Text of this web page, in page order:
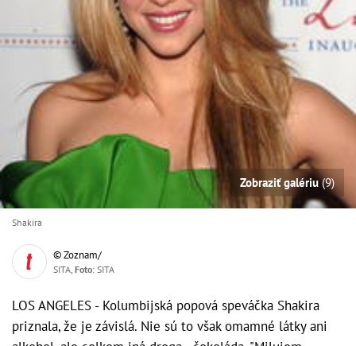
Zobraziť galériu(9)
Shakira
© Zoznam/
SITA, Foto: SITA
LOS ANGELES - Kolumbijská popová speváčka Shakira
priznala, že je závislá. Nie sú to však omamné látky ani